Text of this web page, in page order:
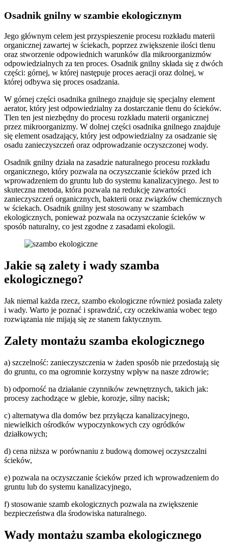
Osadnik gnilny w szambie ekologicznym
Jego głównym celem jest przyspieszenie procesu rozkładu materii
organicznej zawartej w ściekach, poprzez zwiększenie ilości tlenu
oraz stworzenie odpowiednich warunków dla mikroorganizmów
odpowiedzialnych za ten proces. Osadnik gnilny składa się z dwóch
części: górnej, w której następuje proces aeracji oraz dolnej, w
której odbywa się proces osadzania.
W górnej części osadnika gnilnego znajduje się specjalny element
aerator, który jest odpowiedzialny za dostarczanie tlenu do ścieków.
Tlen ten jest niezbędny do procesu rozkładu materii organicznej
przez mikroorganizmy. W dolnej części osadnika gnilnego znajduje
się element osadzający, który jest odpowiedzialny za osadzanie się
osadu zanieczyszczeń oraz odprowadzanie oczyszczonej wody.
Osadnik gnilny działa na zasadzie naturalnego procesu rozkładu
organicznego, który pozwala na oczyszczanie ścieków przed ich
wprowadzeniem do gruntu lub do systemu kanalizacyjnego. Jest to
skuteczna metoda, która pozwala na redukcję zawartości
zanieczyszczeń organicznych, bakterii oraz związków chemicznych
w ściekach. Osadnik gnilny jest stosowany w szambach
ekologicznych, ponieważ pozwala na oczyszczanie ścieków w
sposób naturalny, co jest zgodne z zasadami ekologii.
Jakie są zalety i wady szamba
ekologicznego?
Jak niemal każda rzecz, szambo ekologiczne również posiada zalety
i wady. Warto je poznać i sprawdzić, czy oczekiwania wobec tego
rozwiązania nie mijają się ze stanem faktycznym.
Zalety montażu szamba ekologicznego
a) szczelność: zanieczyszczenia w żaden sposób nie przedostają się
do gruntu, co ma ogromnie korzystny wpływ na nasze zdrowie;
b) odporność na działanie czynników zewnętrznych, takich jak:
procesy zachodzące w glebie, korozje, silny nacisk;
c) alternatywa dla domów bez przyłącza kanalizacyjnego,
niewielkich ośrodków wypoczynkowych czy ogródków
działkowych;
d) cena niższa w porównaniu z budową domowej oczyszczalni
ścieków,
e) pozwala na oczyszczanie ścieków przed ich wprowadzeniem do
gruntu lub do systemu kanalizacyjnego,
f) stosowanie szamb ekologicznych pozwala na zwiększenie
bezpieczeństwa dla środowiska naturalnego.
Wady montażu szamba ekologicznego